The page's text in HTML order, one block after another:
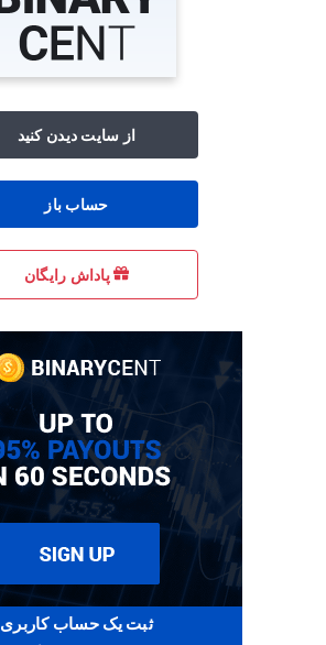
از سایت دیدن کنید
حساب باز
پاداش رایگان
ثبت یک حساب کاربری